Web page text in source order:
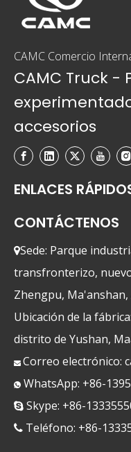
CAMC Comercio
CAMC Truck -
accesorios
ENLACES
CONTÁCTENOS
Sede: Parque
transfronterizo,
Zhengpu, Ma'anshan,
Ubicación de la
distrito de Yushan,
 Correo electrónico:
 WhatsApp: +86-
 Skype: +86-
 Teléfono: +86-